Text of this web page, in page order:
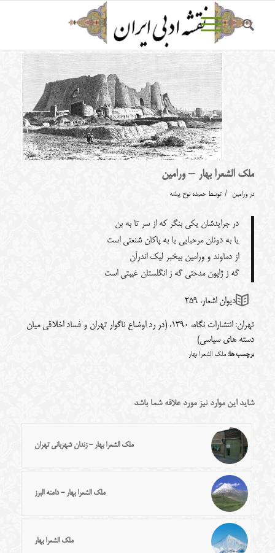
ملک الشعرا بهار – ورامین
درورامین / توسط حمیده نوح پیشه
در جرایدشان یکی بنگر که از سر تا به بن
یا به دونان مرحبایی یا به پاکان شنعتی است
از دماوند و ورامین بیخبر لیک اندرآن
گه ز ژاپون مدحتی گه ز انگلستان غیبتی است
دیوان اشعار، 259
تهران: انتشارات نگاه، 1390، (در رد اوضاع ناگوار تهران و فساد اخلاقی میان
دسته های سیاسی)
برچسب ها: ملک الشعرا بهار
شاید این موارد نیز مورد علاقه شما باشد
ملک الشعرا بهار - زندان شهربانی تهران
ملک الشعرا بهار - دامنه البرز
ملک الشعرا بهار